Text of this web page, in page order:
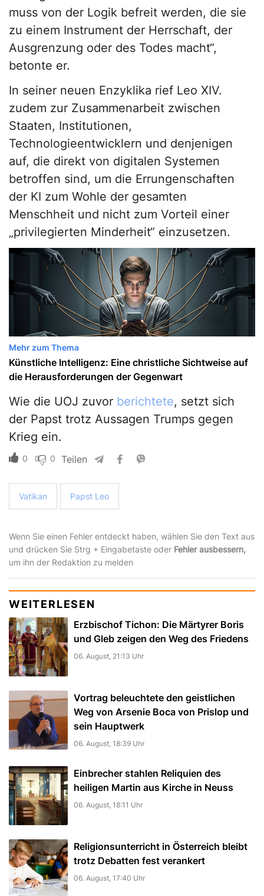
muss von der Logik befreit werden, die sie
zu einem Instrument der Herrschaft, der
Ausgrenzung oder des Todes macht“,
betonte er.
In seiner neuen Enzyklika rief Leo XIV.
zudem zur Zusammenarbeit zwischen
Staaten, Institutionen,
Technologieentwicklern und denjenigen
auf, die direkt von digitalen Systemen
betroffen sind, um die Errungenschaften
der KI zum Wohle der gesamten
Menschheit und nicht zum Vorteil einer
„privilegierten Minderheit“ einzusetzen.
Mehr zum Thema
Künstliche Intelligenz: Eine christliche Sichtweise auf
die Herausforderungen der Gegenwart
Wie die UOJ zuvor berichtete, setzt sich
der Papst trotz Aussagen Trumps gegen
Krieg ein.
0 0 Teilen
Vatikan Papst Leo
Wenn Sie einen Fehler entdeckt haben, wählen Sie den Text aus
und drücken Sie Strg + Eingabetaste oder Fehler ausbessern,
um ihn der Redaktion zu melden
WEITERLESEN
Erzbischof Tichon: Die Märtyrer Boris
und Gleb zeigen den Weg des Friedens
06. August, 21:13 Uhr
Vortrag beleuchtete den geistlichen
Weg von Arsenie Boca von Prislop und
sein Hauptwerk
06. August, 18:39 Uhr
Einbrecher stahlen Reliquien des
heiligen Martin aus Kirche in Neuss
06. August, 18:11 Uhr
Religionsunterricht in Österreich bleibt
trotz Debatten fest verankert
06. August, 17:40 Uhr